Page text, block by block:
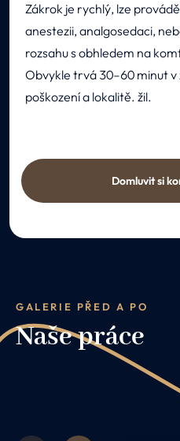
Zákrok je rychlý, lze
anestezii, analgosedaci,
rozsahu s obhledem na
Obvykle trvá 30–60 minut v
poškození a lokalitě. žil.
Domluvit si
GALERIE PŘED A PO
Naše práce